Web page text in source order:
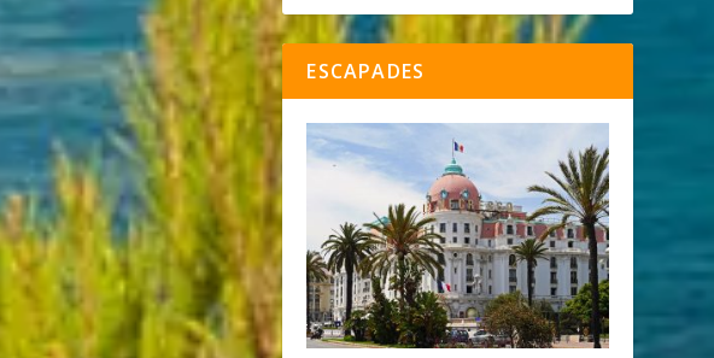
ESCAPADES